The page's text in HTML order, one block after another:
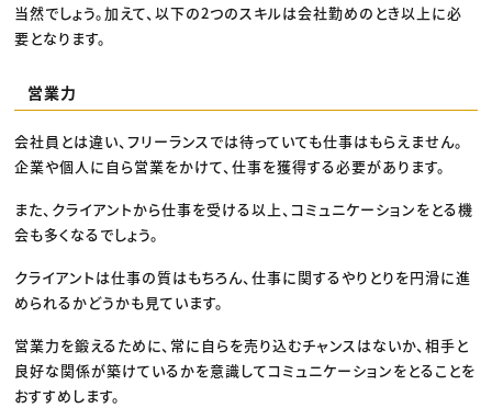
当然でしょう。加えて、以下の2つのスキルは会社勤めのとき以上に必
要となります。
営業力
会社員とは違い、フリーランスでは待っていても仕事はもらえません。
企業や個人に自ら営業をかけて、仕事を獲得する必要があります。
また、クライアントから仕事を受ける以上、コミュニケーションをとる機
会も多くなるでしょう。
クライアントは仕事の質はもちろん、仕事に関するやりとりを円滑に進
められるかどうかも見ています。
営業力を鍛えるために、常に自らを売り込むチャンスはないか、相手と
良好な関係が築けているかを意識してコミュニケーションをとることを
おすすめします。